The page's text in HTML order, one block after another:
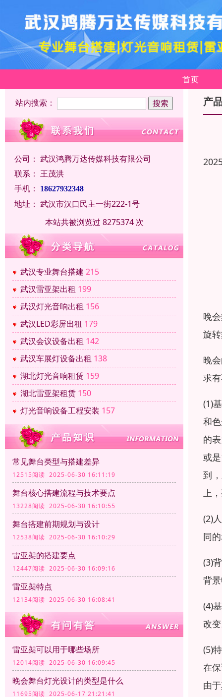
首页
站内搜索：
公司： 武汉鸿腾万达传媒科技有限公司
联系： 王茂洪
手机：
18627932348
地址： 武汉市汉口民主一街222-1号
本站共被浏览过 8275374 次
武汉专业舞台搭建 215
武汉雷亚架出租 199
武汉灯光音响出租 156
武汉LED彩屏出租 179
武汉会议设备出租 142
武汉车展灯设备出租 138
湖北灯光音响租赁 159
湖北雷亚架租赁 150
灯光音响设备工程安装 157
常见舞台类型与搭建差异
12515阅读 2025-06-30 16:11:19
舞台核心搭建流程与技术要点
13228阅读 2025-06-30 16:10:55
舞台搭建前期规划与设计
12538阅读 2025-06-30 16:10:29
雷亚架的搭建要点
12447阅读 2025-06-30 16:09:16
雷亚架特点
12134阅读 2025-06-30 16:08:41
雷亚架可以用于哪些场所
12014阅读 2025-06-30 16:09:45
晚会舞台灯光设计的类型是什么
11695阅读 2025-06-17 21:21:41
产
晚
旋
晚
求
(1)
和
的
或
到
上
(2)
同
(3)
背
(4)
改
(5)
在
由